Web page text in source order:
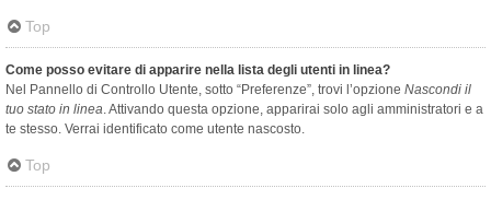
Top
Come posso evitare di apparire nella lista degli utenti in linea?
Nel Pannello di Controllo Utente, sotto “Preferenze”, trovi l’opzione Nascondi il
tuo stato in linea. Attivando questa opzione, apparirai solo agli amministratori e a
te stesso. Verrai identificato come utente nascosto.
Top